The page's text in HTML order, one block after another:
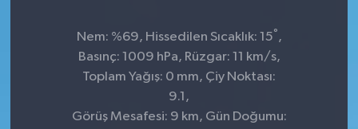
Nem: %69, Hissedilen Sıcaklık: 15°,
Basınç: 1009 hPa, Rüzgar: 11 km/s,
Toplam Yağış: 0 mm, Çiy Noktası:
9.1,
Görüş Mesafesi: 9 km, Gün Doğumu: